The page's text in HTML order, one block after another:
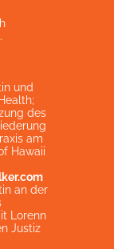
und
des
am
Hawaii
an der
Lorenn
Justiz